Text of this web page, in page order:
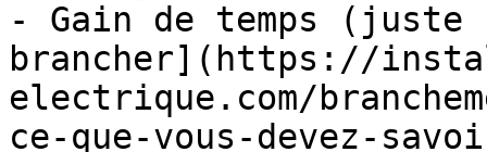
- Gain de temps
brancher](https://
electrique.com/
ce-que-vous-devez-